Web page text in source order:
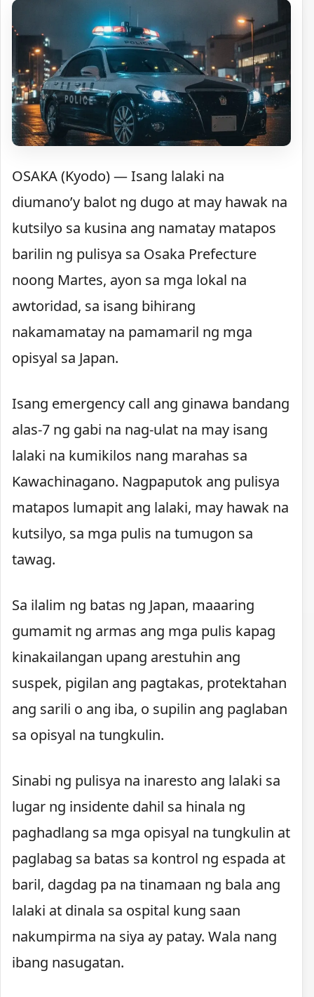
OSAKA (Kyodo) — Isang lalaki na
diumano’y balot ng dugo at may hawak na
kutsilyo sa kusina ang namatay matapos
barilin ng pulisya sa Osaka Prefecture
noong Martes, ayon sa mga lokal na
awtoridad, sa isang bihirang
nakamamatay na pamamaril ng mga
opisyal sa Japan.
Isang emergency call ang ginawa bandang
alas-7 ng gabi na nag-ulat na may isang
lalaki na kumikilos nang marahas sa
Kawachinagano. Nagpaputok ang pulisya
matapos lumapit ang lalaki, may hawak na
kutsilyo, sa mga pulis na tumugon sa
tawag.
Sa ilalim ng batas ng Japan, maaaring
gumamit ng armas ang mga pulis kapag
kinakailangan upang arestuhin ang
suspek, pigilan ang pagtakas, protektahan
ang sarili o ang iba, o supilin ang paglaban
sa opisyal na tungkulin.
Sinabi ng pulisya na inaresto ang lalaki sa
lugar ng insidente dahil sa hinala ng
paghadlang sa mga opisyal na tungkulin at
paglabag sa batas sa kontrol ng espada at
baril, dagdag pa na tinamaan ng bala ang
lalaki at dinala sa ospital kung saan
nakumpirma na siya ay patay. Wala nang
ibang nasugatan.